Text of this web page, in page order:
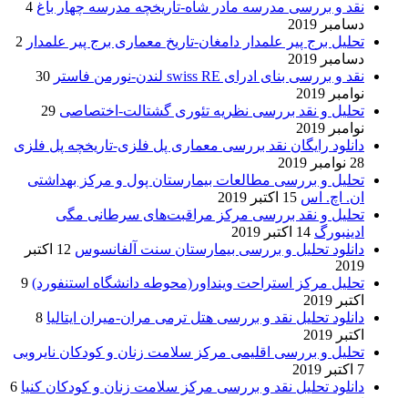
نقد و بررسی مدرسه مادر شاه-تاریخچه مدرسه چهار باغ 4
دسامبر 2019
تحلیل برج پیر علمدار دامغان-تاریخ معماری برج پیر علمدار 2
دسامبر 2019
نقد و بررسی بنای ادرای swiss RE لندن-نورمن فاستر
30
نوامبر 2019
تحلیل و نقد بررسی نظریه تئوری گشتالت-اختصاصی 29
نوامبر 2019
دانلود رایگان نقد بررسی معماری پل فلزی-تاریخچه پل فلزی
28 نوامبر 2019
تحلیل و بررسی مطالعات بیمارستان پول و مرکز بهداشتی
ان. اچ. اس 15 اکتبر 2019
تحلیل و نقد بررسی مرکز مراقبت‌های سرطانی مگی
ادینبورگ 14 اکتبر 2019
دانلود تحلیل و بررسی بیمارستان سنت آلفانسوس
12 اکتبر
2019
تحلیل مرکز استراحت وینداور(محوطه دانشگاه استنفورد) 9
اکتبر 2019
دانلود تحلیل نقد و بررسی هتل ترمی مران-میران ایتالیا 8
اکتبر 2019
تحلیل و بررسی اقلیمی مرکز سلامت زنان و کودکان نایروبی
7 اکتبر 2019
دانلود تحلیل نقد و بررسی مرکز سلامت زنان و کودکان کنیا 6